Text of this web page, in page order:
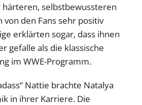
selbstbewussteren
den Fans sehr positiv
erklärten sogar, dass ihnen
gefalle als die klassische
im WWE-Programm.
Nattie brachte Natalya
in ihrer Karriere. Die